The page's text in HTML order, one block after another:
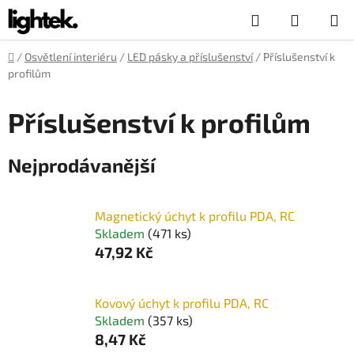
Přejít
na
obsah
Hledat
KOŠÍK
Domů
/ Osvětlení interiéru / LED pásky a příslušenství / Příslušenství k
profilům
Příslušenství k profilům
Nejprodávanější
Magnetický úchyt k profilu PDA, RC
Skladem (471 ks)
47,92 Kč
Kovový úchyt k profilu PDA, RC
Skladem (357 ks)
8,47 Kč